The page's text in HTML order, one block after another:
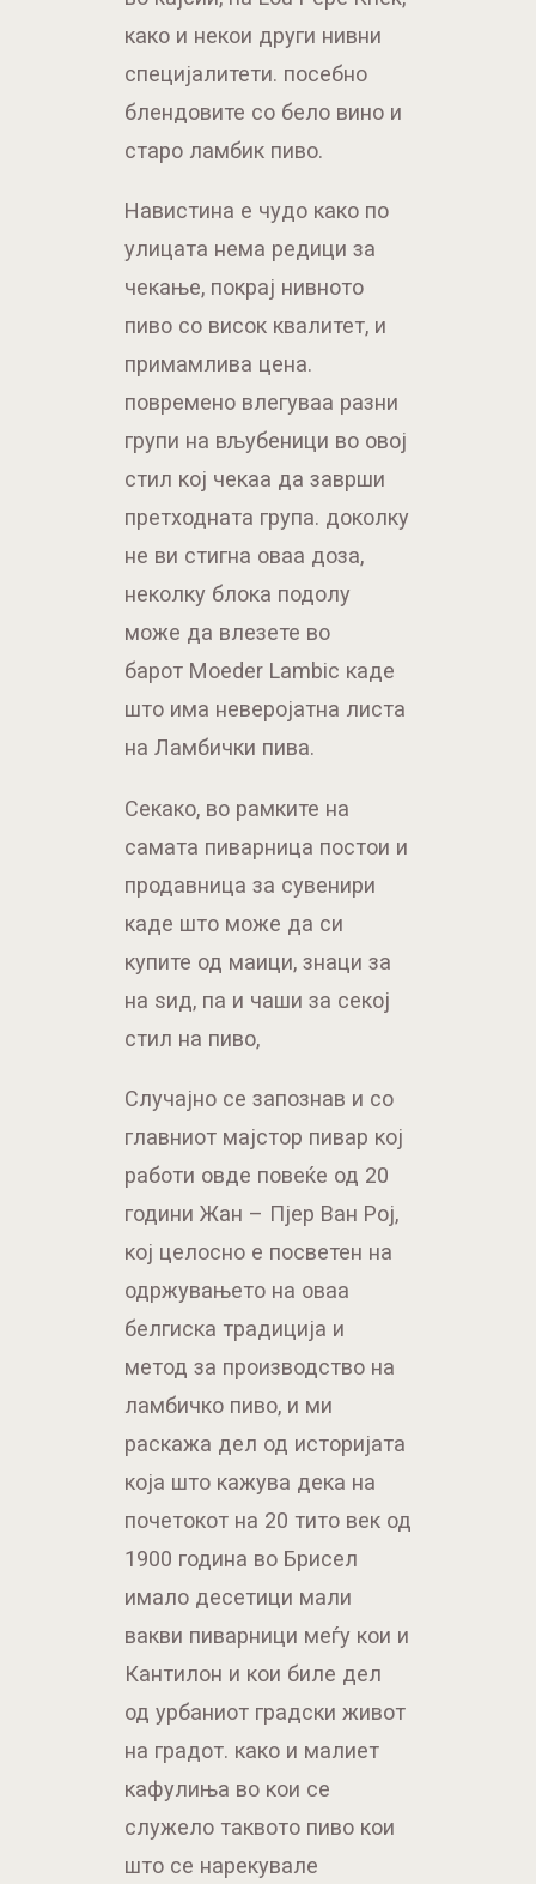
како и некои други нивни
специјалитети. посебно
блендовите со бело вино и
старо ламбик пиво.
Навистина е чудо како по
улицата нема редици за
чекање, покрај нивното
пиво со висок квалитет, и
примамлива цена.
повремено влегуваа разни
групи на вљубеници во овој
стил кој чекаа да заврши
претходната група. доколку
не ви стигна оваа доза,
неколку блока подолу
може да влезете во
барот Moeder Lambic каде
што има неверојатна листа
на Ламбички пива.
Секако, во рамките на
самата пиварница постои и
продавница за сувенири
каде што може да си
купите од маици, знаци за
на ѕид, па и чаши за секој
стил на пиво,
Случајно се запознав и со
главниот мајстор пивар кој
работи овде повеќе од 20
години Жан – Пјер Ван Рој,
кој целосно е посветен на
одржувањето на оваа
белгиска традиција и
метод за производство на
ламбичко пиво, и ми
раскажа дел од историјата
која што кажува дека на
почетокот на 20 тито век од
1900 година во Брисел
имало десетици мали
вакви пиварници меѓу кои и
Кантилон и кои биле дел
од урбаниот градски живот
на градот. како и малиет
кафулиња во кои се
служело таквото пиво кои
што се нарекувале